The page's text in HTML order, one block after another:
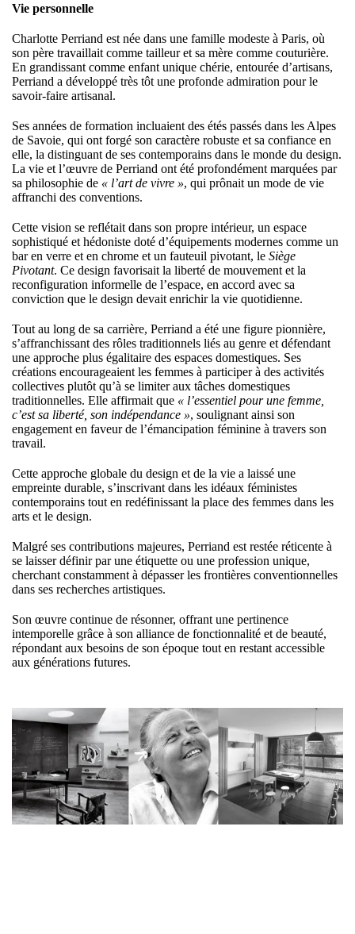
Vie personnelle
Charlotte Perriand est née dans une famille modeste à Paris, où
son père travaillait comme tailleur et sa mère comme couturière.
En grandissant comme enfant unique chérie, entourée d’artisans,
Perriand a développé très tôt une profonde admiration pour le
savoir-faire artisanal.
Ses années de formation incluaient des étés passés dans les Alpes
de Savoie, qui ont forgé son caractère robuste et sa confiance en
elle, la distinguant de ses contemporains dans le monde du design.
La vie et l’œuvre de Perriand ont été profondément marquées par
sa philosophie de « l’art de vivre », qui prônait un mode de vie
affranchi des conventions.
Cette vision se reflétait dans son propre intérieur, un espace
sophistiqué et hédoniste doté d’équipements modernes comme un
bar en verre et en chrome et un fauteuil pivotant, le Siège
Pivotant. Ce design favorisait la liberté de mouvement et la
reconfiguration informelle de l’espace, en accord avec sa
conviction que le design devait enrichir la vie quotidienne.
Tout au long de sa carrière, Perriand a été une figure pionnière,
s’affranchissant des rôles traditionnels liés au genre et défendant
une approche plus égalitaire des espaces domestiques. Ses
créations encourageaient les femmes à participer à des activités
collectives plutôt qu’à se limiter aux tâches domestiques
traditionnelles. Elle affirmait que « l’essentiel pour une femme,
c’est sa liberté, son indépendance », soulignant ainsi son
engagement en faveur de l’émancipation féminine à travers son
travail.
Cette approche globale du design et de la vie a laissé une
empreinte durable, s’inscrivant dans les idéaux féministes
contemporains tout en redéfinissant la place des femmes dans les
arts et le design.
Malgré ses contributions majeures, Perriand est restée réticente à
se laisser définir par une étiquette ou une profession unique,
cherchant constamment à dépasser les frontières conventionnelles
dans ses recherches artistiques.
Son œuvre continue de résonner, offrant une pertinence
intemporelle grâce à son alliance de fonctionnalité et de beauté,
répondant aux besoins de son époque tout en restant accessible
aux générations futures.